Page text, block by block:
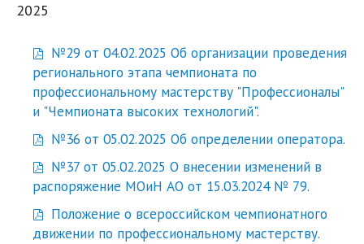
2025
№29 от 04.02.2025 Об организации проведения
регионального этапа чемпионата по
профессиональному мастерству "Профессионалы"
и "Чемпионата высоких технологий".
№36 от 05.02.2025 Об определении оператора.
№37 от 05.02.2025 О внесении изменений в
распоряжение МОиН АО от 15.03.2024 № 79.
Положение о всероссийском чемпионатного
движении по профессиональному мастерству.